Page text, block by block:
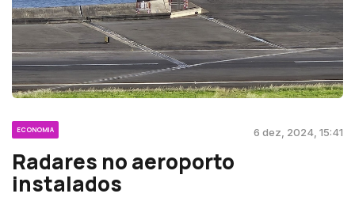
ECONOMIA 6 dez, 2024, 15:41
Radares no aeroporto
instalados